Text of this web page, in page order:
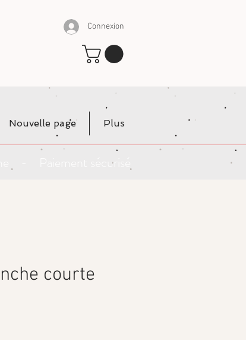
Connexion
Nouvelle page Plus
- Paiement sécurisé
courte